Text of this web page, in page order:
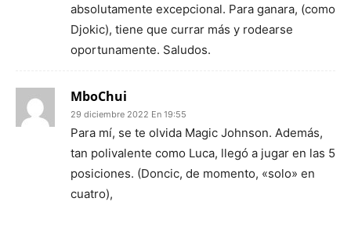
absolutamente excepcional. Para ganara, (como
Djokic), tiene que currar más y rodearse
oportunamente. Saludos.
MboChui
29 diciembre 2022 En 19:55
Para mí, se te olvida Magic Johnson. Además,
tan polivalente como Luca, llegó a jugar en las 5
posiciones. (Doncic, de momento, «solo» en
cuatro),